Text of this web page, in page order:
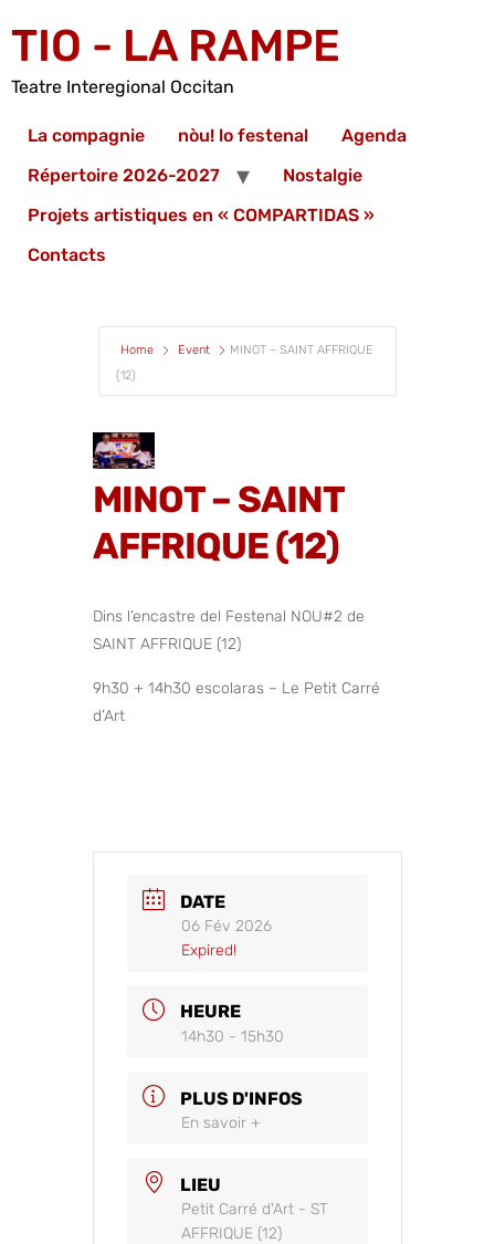
TIO - LA RAMPE
Teatre Interegional Occitan
La compagnie nòu! lo festenal
Agenda
Répertoire 2026-2027
Nostalgie
Projets artistiques en « COMPARTIDAS »
Contacts
Home Event
MINOT – SAINT AFFRIQUE
(12)
MINOT – SAINT
AFFRIQUE (12)
Dins l’encastre del Festenal NOU#2 de
SAINT AFFRIQUE (12)
9h30 + 14h30 escolaras – Le Petit Carré
d’Art
DATE
06 Fév 2026
Expired!
HEURE
14h30 - 15h30
PLUS D'INFOS
En savoir +
LIEU
Petit Carré d'Art - ST
AFFRIQUE (12)